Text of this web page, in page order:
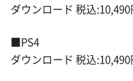
ダウンロード 税込:10,490
■PS4
ダウンロード 税込:10,490